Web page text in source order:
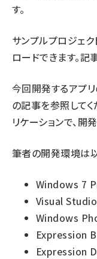
す。
サンプルプロジェ
ロードできます。記
今回開発するアプ
の記事を参照して
リケーションで、
筆者の開発環境は
Windows 7
Visual
Windows
Expression
Expression